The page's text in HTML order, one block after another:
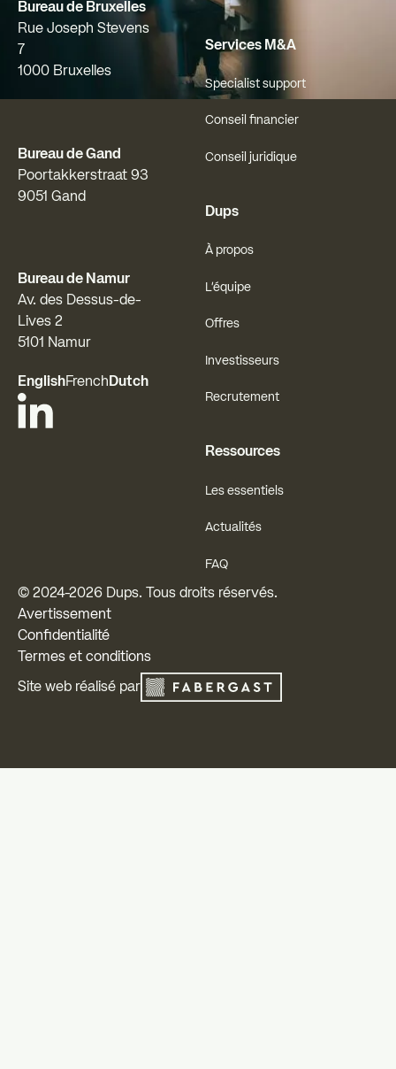
Bureau de Bruxelles
Rue Joseph Stevens
7
1000 Bruxelles
Bureau de Gand
Poortakkerstraat 93
9051 Gand
Bureau de Namur
Av. des Dessus-de-
Lives 2
5101 Namur
EnglishFrenchDutch
Services M&A
Specialist support
Conseil financier
Conseil juridique
Dups
À propos
L'équipe
Offres
Investisseurs
Recrutement
Ressources
Les essentiels
Actualités
FAQ
© 2024-2026Dups. Tous droits réservés.
Avertissement
Confidentialité
Termes et conditions
Site web réalisé par